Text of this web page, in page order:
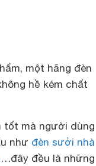
một hãng đèn
hề kém chất
tốt mà người dùng
như đèn sưởi nhà
đều là những